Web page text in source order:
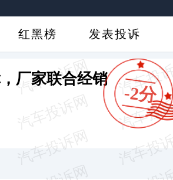
红黑榜 发表投诉
-2分
厂家联合经销